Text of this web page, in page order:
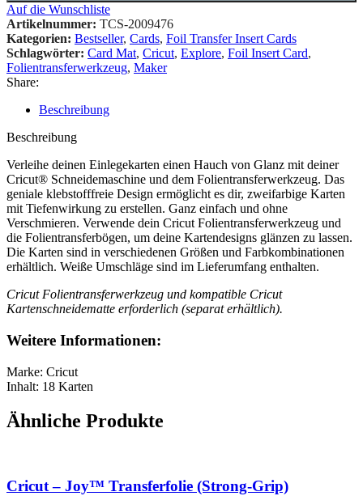
Auf die Wunschliste
Artikelnummer: TCS-2009476
Kategorien: Bestseller, Cards, Foil Transfer Insert Cards
Schlagwörter: Card Mat, Cricut, Explore, Foil Insert Card,
Folientransferwerkzeug, Maker
Share:
Beschreibung
Beschreibung
Verleihe deinen Einlegekarten einen Hauch von Glanz mit deiner
Cricut® Schneidemaschine und dem Folientransferwerkzeug. Das
geniale klebstofffreie Design ermöglicht es dir, zweifarbige Karten
mit Tiefenwirkung zu erstellen. Ganz einfach und ohne
Verschmieren. Verwende dein Cricut Folientransferwerkzeug und
die Folientransferbögen, um deine Kartendesigns glänzen zu lassen.
Die Karten sind in verschiedenen Größen und Farbkombinationen
erhältlich. Weiße Umschläge sind im Lieferumfang enthalten.
Cricut Folientransferwerkzeug und kompatible Cricut
Kartenschneidematte erforderlich (separat erhältlich).
Weitere Informationen:
Marke: Cricut
Inhalt: 18 Karten
Ähnliche Produkte
Cricut – Joy™ Transferfolie (Strong-Grip)